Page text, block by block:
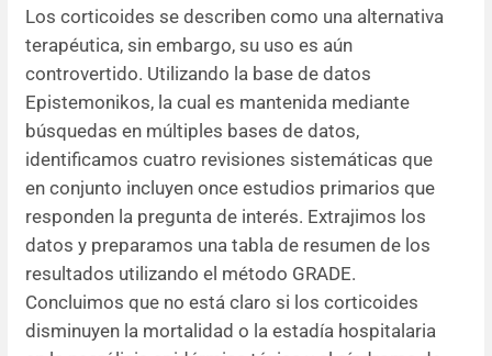
Comité editorial
Resúmenes de congresos
Noticias
Los corticoides se describen como una alternativa
terapéutica, sin embargo, su uso es aún
controvertido. Utilizando la base de datos
Epistemonikos, la cual es mantenida mediante
búsquedas en múltiples bases de datos,
identificamos cuatro revisiones sistemáticas que
en conjunto incluyen once estudios primarios que
responden la pregunta de interés. Extrajimos los
datos y preparamos una tabla de resumen de los
resultados utilizando el método GRADE.
Concluimos que no está claro si los corticoides
disminuyen la mortalidad o la estadía hospitalaria